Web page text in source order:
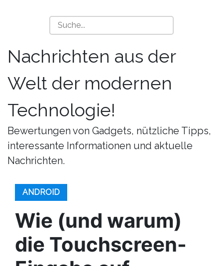
Nachrichten aus der
Welt der modernen
Technologie!
Bewertungen von Gadgets, nützliche Tipps,
interessante Informationen und aktuelle
Nachrichten.
ANDROID
Wie (und warum)
die Touchscreen-